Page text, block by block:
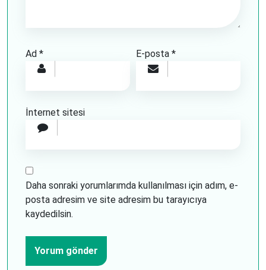
Ad * E-posta*
İnternet sitesi
Daha sonraki yorumlarımda kullanılması için adım, e-
posta adresim ve site adresim bu tarayıcıya
kaydedilsin.